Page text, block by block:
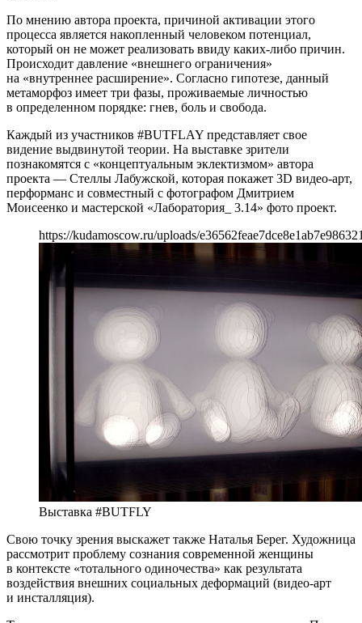
По мнению автора проекта, причиной активации этого
процесса является накопленный человеком потенциал,
который он не может реализовать ввиду каких-либо причин.
Происходит давление «внешнего ограничения»
на «внутреннее расширение». Согласно гипотезе, данный
метаморфоз имеет три фазы, проживаемые личностью
в определенном порядке: гнев, боль и свобода.
Каждый из участников #BUTFLAY представляет свое
видение выдвинутой теории. На выставке зрители
познакомятся с «концептуальным эклектизмом» автора
проекта — Стеллы Лабужской, которая покажет 3D видео-арт,
перформанс и совместный с фотографом Дмитрием
Моисеенко и мастерской «Лаборатория_ 3.14» фото проект.
https://kudamoscow.ru/uploads/
Выставка #BUTFLY
Свою точку зрения выскажет также Наталья Берег. Художница
рассмотрит проблему сознания современной женщины
в контексте «тотального одиночества» как результата
воздействия внешних социальных деформаций (видео-арт
и инсталляция).